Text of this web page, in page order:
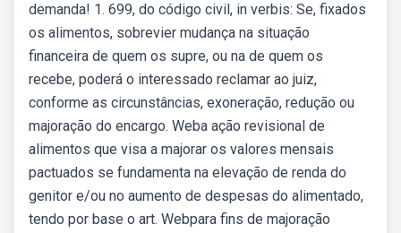
demanda! 1. 699, do código civil, in verbis: Se, fixados
os alimentos, sobrevier mudança na situação
financeira de quem os supre, ou na de quem os
recebe, poderá o interessado reclamar ao juiz,
conforme as circunstâncias, exoneração, redução ou
majoração do encargo. Weba ação revisional de
alimentos que visa a majorar os valores mensais
pactuados se fundamenta na elevação de renda do
genitor e/ou no aumento de despesas do alimentado,
tendo por base o art. Webpara fins de majoração